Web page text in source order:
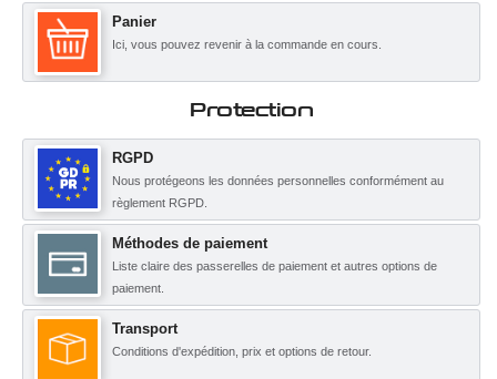
Panier
Ici, vous pouvez revenir à la commande en cours.
Protection
RGPD
Nous protégeons les données personnelles conformément au
règlement RGPD.
Méthodes de paiement
Liste claire des passerelles de paiement et autres options de
paiement.
Transport
Conditions d'expédition, prix et options de retour.